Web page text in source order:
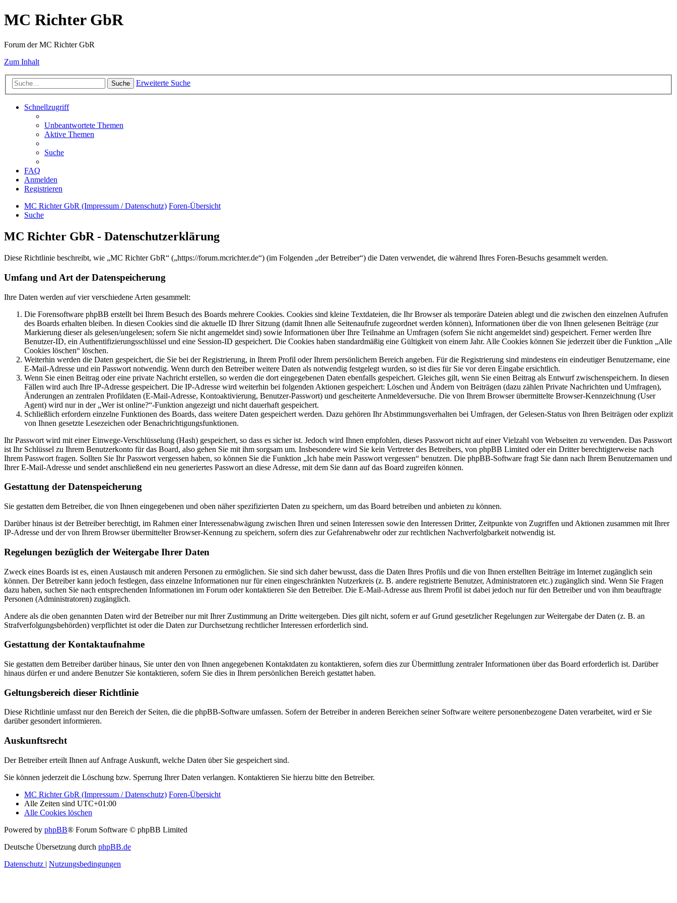
MC Richter GbR
Forum der MC Richter GbR
Zum Inhalt
Suche Erweiterte Suche
Schnellzugriff
Unbeantwortete Themen
Aktive Themen
Suche
FAQ
Anmelden
Registrieren
MC Richter GbR (Impressum / Datenschutz) Foren-Übersicht
Suche
MC Richter GbR - Datenschutzerklärung
Diese Richtlinie beschreibt, wie „MC Richter GbR“ („https://forum.mcrichter.de“) (im Folgenden „der Betreiber“) die Daten verwendet, die während Ihres Foren-Besuchs gesammelt werden.
Umfang und Art der Datenspeicherung
Ihre Daten werden auf vier verschiedene Arten gesammelt:
Die Forensoftware phpBB erstellt bei Ihrem Besuch des Boards mehrere Cookies. Cookies sind kleine Textdateien, die Ihr Browser als temporäre Dateien ablegt und die zwischen den einzelnen Aufrufen
des Boards erhalten bleiben. In diesen Cookies sind die aktuelle ID Ihrer Sitzung (damit Ihnen alle Seitenaufrufe zugeordnet werden können), Informationen über die von Ihnen gelesenen Beiträge (zur
Markierung dieser als gelesen/ungelesen; sofern Sie nicht angemeldet sind) sowie Informationen über Ihre Teilnahme an Umfragen (sofern Sie nicht angemeldet sind) gespeichert. Ferner werden Ihre
Benutzer-ID, ein Authentifizierungsschlüssel und eine Session-ID gespeichert. Die Cookies haben standardmäßig eine Gültigkeit von einem Jahr. Alle Cookies können Sie jederzeit über die Funktion „Alle
Cookies löschen“ löschen.
Weiterhin werden die Daten gespeichert, die Sie bei der Registrierung, in Ihrem Profil oder Ihrem persönlichem Bereich angeben. Für die Registrierung sind mindestens ein eindeutiger Benutzername, eine
E-Mail-Adresse und ein Passwort notwendig. Wenn durch den Betreiber weitere Daten als notwendig festgelegt wurden, so ist dies für Sie vor deren Eingabe ersichtlich.
Wenn Sie einen Beitrag oder eine private Nachricht erstellen, so werden die dort eingegebenen Daten ebenfalls gespeichert. Gleiches gilt, wenn Sie einen Beitrag als Entwurf zwischenspeichern. In diesen
Fällen wird auch Ihre IP-Adresse gespeichert. Die IP-Adresse wird weiterhin bei folgenden Aktionen gespeichert: Löschen und Ändern von Beiträgen (dazu zählen Private Nachrichten und Umfragen),
Änderungen an zentralen Profildaten (E-Mail-Adresse, Kontoaktivierung, Benutzer-Passwort) und gescheiterte Anmeldeversuche. Die von Ihrem Browser übermittelte Browser-Kennzeichnung (User
Agent) wird nur in der „Wer ist online?“-Funktion angezeigt und nicht dauerhaft gespeichert.
Schließlich erfordern einzelne Funktionen des Boards, dass weitere Daten gespeichert werden. Dazu gehören Ihr Abstimmungsverhalten bei Umfragen, der Gelesen-Status von Ihren Beiträgen oder explizit
von Ihnen gesetzte Lesezeichen oder Benachrichtigungsfunktionen.
Ihr Passwort wird mit einer Einwege-Verschlüsselung (Hash) gespeichert, so dass es sicher ist. Jedoch wird Ihnen empfohlen, dieses Passwort nicht auf einer Vielzahl von Webseiten zu verwenden. Das Passwort
ist Ihr Schlüssel zu Ihrem Benutzerkonto für das Board, also gehen Sie mit ihm sorgsam um. Insbesondere wird Sie kein Vertreter des Betreibers, von phpBB Limited oder ein Dritter berechtigterweise nach
Ihrem Passwort fragen. Sollten Sie Ihr Passwort vergessen haben, so können Sie die Funktion „Ich habe mein Passwort vergessen“ benutzen. Die phpBB-Software fragt Sie dann nach Ihrem Benutzernamen und
Ihrer E-Mail-Adresse und sendet anschließend ein neu generiertes Passwort an diese Adresse, mit dem Sie dann auf das Board zugreifen können.
Gestattung der Datenspeicherung
Sie gestatten dem Betreiber, die von Ihnen eingegebenen und oben näher spezifizierten Daten zu speichern, um das Board betreiben und anbieten zu können.
Darüber hinaus ist der Betreiber berechtigt, im Rahmen einer Interessenabwägung zwischen Ihren und seinen Interessen sowie den Interessen Dritter, Zeitpunkte von Zugriffen und Aktionen zusammen mit Ihrer
IP-Adresse und der von Ihrem Browser übermittelter Browser-Kennung zu speichern, sofern dies zur Gefahrenabwehr oder zur rechtlichen Nachverfolgbarkeit notwendig ist.
Regelungen bezüglich der Weitergabe Ihrer Daten
Zweck eines Boards ist es, einen Austausch mit anderen Personen zu ermöglichen. Sie sind sich daher bewusst, dass die Daten Ihres Profils und die von Ihnen erstellten Beiträge im Internet zugänglich sein
können. Der Betreiber kann jedoch festlegen, dass einzelne Informationen nur für einen eingeschränkten Nutzerkreis (z. B. andere registrierte Benutzer, Administratoren etc.) zugänglich sind. Wenn Sie Fragen
dazu haben, suchen Sie nach entsprechenden Informationen im Forum oder kontaktieren Sie den Betreiber. Die E-Mail-Adresse aus Ihrem Profil ist dabei jedoch nur für den Betreiber und von ihm beauftragte
Personen (Administratoren) zugänglich.
Andere als die oben genannten Daten wird der Betreiber nur mit Ihrer Zustimmung an Dritte weitergeben. Dies gilt nicht, sofern er auf Grund gesetzlicher Regelungen zur Weitergabe der Daten (z. B. an
Strafverfolgungsbehörden) verpflichtet ist oder die Daten zur Durchsetzung rechtlicher Interessen erforderlich sind.
Gestattung der Kontaktaufnahme
Sie gestatten dem Betreiber darüber hinaus, Sie unter den von Ihnen angegebenen Kontaktdaten zu kontaktieren, sofern dies zur Übermittlung zentraler Informationen über das Board erforderlich ist. Darüber
hinaus dürfen er und andere Benutzer Sie kontaktieren, sofern Sie dies in Ihrem persönlichen Bereich gestattet haben.
Geltungsbereich dieser Richtlinie
Diese Richtlinie umfasst nur den Bereich der Seiten, die die phpBB-Software umfassen. Sofern der Betreiber in anderen Bereichen seiner Software weitere personenbezogene Daten verarbeitet, wird er Sie
darüber gesondert informieren.
Auskunftsrecht
Der Betreiber erteilt Ihnen auf Anfrage Auskunft, welche Daten über Sie gespeichert sind.
Sie können jederzeit die Löschung bzw. Sperrung Ihrer Daten verlangen. Kontaktieren Sie hierzu bitte den Betreiber.
MC Richter GbR (Impressum / Datenschutz) Foren-Übersicht
Alle Zeiten sind UTC+01:00
Alle Cookies löschen
Powered by phpBB® Forum Software © phpBB Limited
Deutsche Übersetzung durch phpBB.de
Datenschutz | Nutzungsbedingungen